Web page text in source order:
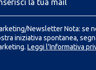
Newsletter Nota: se
iniziativa spontanea,
Leggi l'Informativa